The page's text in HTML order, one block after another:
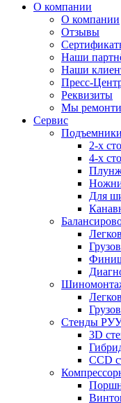
О компании
О компании
Отзывы
Наши
Наши
Пресс-
Реквизиты
Мы
Сервис
Подъемники
2-х
4-х
Для
Стенды
3D
CCD